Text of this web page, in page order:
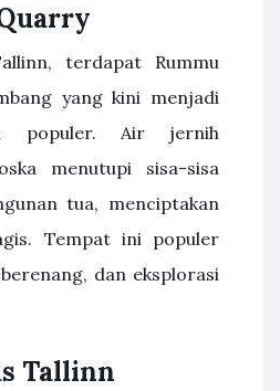
terdapat Rummu
yang kini menjadi
populer. Air jernih
menutupi sisa-sisa
tua, menciptakan
Tempat ini populer
dan eksplorasi
Tallinn